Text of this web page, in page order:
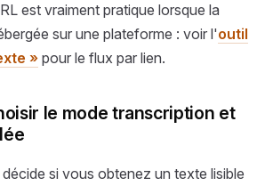
est vraiment pratique lorsque la
sur une plateforme : voir l'outil
» pour le flux par lien.
le mode transcription et
si vous obtenez un texte lisible